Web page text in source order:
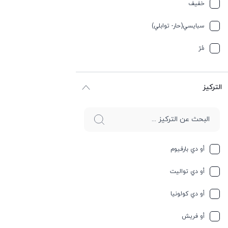
جلد
جوز الهند
حامِض
خفیف
سبایسي(حار- توابلي)
مُرّ
التركيز
أو دي بارفيوم
أو دي تواليت
أو دي كولونيا
أو فريش